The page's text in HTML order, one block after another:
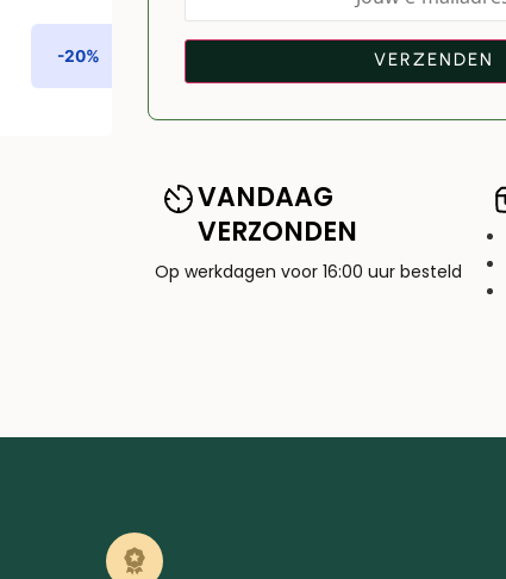
-20%
VANDAAG
VERZONDEN
Op werkdagen voor 16:00 uur besteld